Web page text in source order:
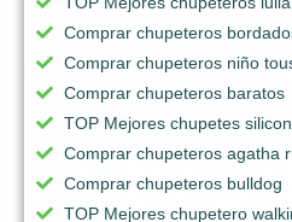
Comprar chupeteros
Comprar chupeteros niño
Comprar chupeteros baratos
TOP Mejores chupetes
Comprar chupeteros agatha
Comprar chupeteros bulldog
TOP Mejores chupetero